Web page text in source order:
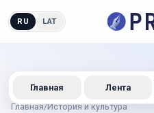
RU LAT
Главная/История и культура
Главная Лента